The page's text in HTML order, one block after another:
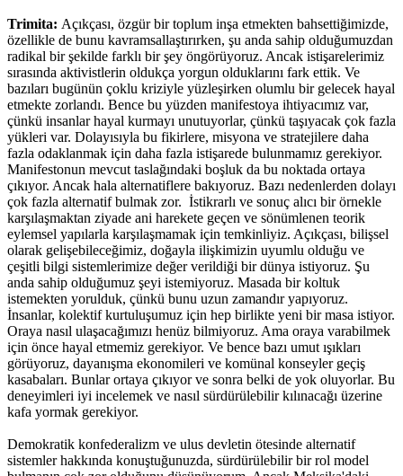
Trimita: Açıkçası, özgür bir toplum inşa etmekten bahsettiğimizde,
özellikle de bunu kavramsallaştırırken, şu anda sahip olduğumuzdan
radikal bir şekilde farklı bir şey öngörüyoruz. Ancak istişarelerimiz
sırasında aktivistlerin oldukça yorgun olduklarını fark ettik. Ve
bazıları bugünün çoklu kriziyle yüzleşirken olumlu bir gelecek hayal
etmekte zorlandı. Bence bu yüzden manifestoya ihtiyacımız var,
çünkü insanlar hayal kurmayı unutuyorlar, çünkü taşıyacak çok fazla
yükleri var. Dolayısıyla bu fikirlere, misyona ve stratejilere daha
fazla odaklanmak için daha fazla istişarede bulunmamız gerekiyor.
Manifestonun mevcut taslağındaki boşluk da bu noktada ortaya
çıkıyor. Ancak hala alternatiflere bakıyoruz. Bazı nedenlerden dolayı
çok fazla alternatif bulmak zor. İstikrarlı ve sonuç alıcı bir örnekle
karşılaşmaktan ziyade ani harekete geçen ve sönümlenen teorik
eylemsel yapılarla karşılaşmamak için temkinliyiz. Açıkçası, bilişsel
olarak gelişebileceğimiz, doğayla ilişkimizin uyumlu olduğu ve
çeşitli bilgi sistemlerimize değer verildiği bir dünya istiyoruz. Şu
anda sahip olduğumuz şeyi istemiyoruz. Masada bir koltuk
istemekten yorulduk, çünkü bunu uzun zamandır yapıyoruz.
İnsanlar, kolektif kurtuluşumuz için hep birlikte yeni bir masa istiyor.
Oraya nasıl ulaşacağımızı henüz bilmiyoruz. Ama oraya varabilmek
için önce hayal etmemiz gerekiyor. Ve bence bazı umut ışıkları
görüyoruz, dayanışma ekonomileri ve komünal konseyler geçiş
kasabaları. Bunlar ortaya çıkıyor ve sonra belki de yok oluyorlar. Bu
deneyimleri iyi incelemek ve nasıl sürdürülebilir kılınacağı üzerine
kafa yormak gerekiyor.
Demokratik konfederalizm ve ulus devletin ötesinde alternatif
sistemler hakkında konuştuğunuzda, sürdürülebilir bir rol model